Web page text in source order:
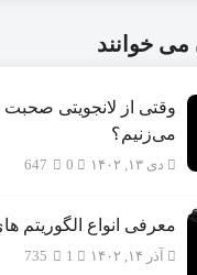
می خوانند
وقتی از لانجویتی
می‌زنیم؟
دی ۱۳, ۱۴۰۲ 647
معرفی انواع
آذر ۱۴, ۱۴۰۲ 735